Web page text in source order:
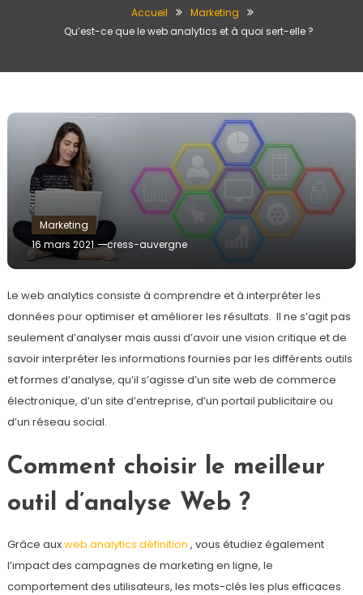
Accueil
Marketing
Qu’est-ce que le web analytics et à quoi sert-elle ?
Marketing
16 mars 2021
cress-auvergne
Le web analytics consiste à comprendre et à interpréter les
données pour optimiser et améliorer les résultats. Il ne s’agit pas
seulement d’analyser mais aussi d’avoir une vision critique et de
savoir interpréter les informations fournies par les différents outils
et formes d’analyse, qu’il s’agisse d’un site web de commerce
électronique, d’un site d’entreprise, d’un portail publicitaire ou
d’un réseau social.
Comment choisir le meilleur
outil d’analyse Web ?
Grâce auxweb analytics définition , vous étudiez également
l’impact des campagnes de marketing en ligne, le
comportement des utilisateurs, les mots-clés les plus efficaces